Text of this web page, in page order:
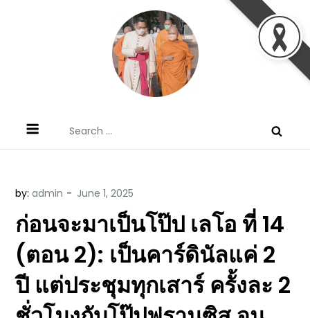
ประทานพระพรแก่พวกท่านท้งหลายเทอญ
for:
by:admin
ก่อนจะมาเป็นโป๊ป เลโอ ที่ 14
(ตอน 2): เป็นคาร์ดินัลแค่ 2
ปี แต่ประชุมทุกเสาร์ ครั้งละ 2